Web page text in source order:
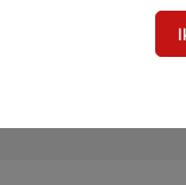
Jadi